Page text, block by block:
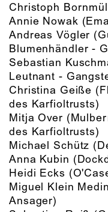
Christoph
Annie Nowak
Andreas Vögler
Blumenhändler -
Sebastian
Leutnant -
Christina Geiße
des Karfioltrusts)
Mitja Over
des Karfioltrusts)
Michael Schütz
Anna Kubin
Heidi Ecks
Miguel Klein
Ansager)